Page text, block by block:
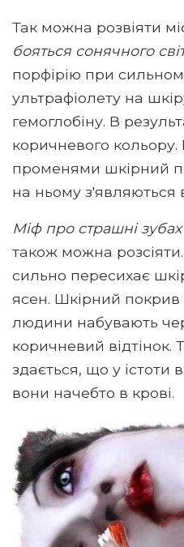
Так можна розвіяти
бояться сонячного
порфірію при
ультрафіолету на
гемоглобіну. В
коричневого
променями шкірний
на ньому з'являються
Міф про страшні зубах
також можна
сильно пересихає
ясен. Шкірний покрив
людини набувають
коричневий відтінок.
здається, що у істоти
вони начебто в крові.